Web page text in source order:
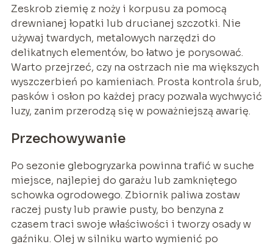
Zeskrob ziemię z noży i korpusu za pomocą
drewnianej łopatki lub drucianej szczotki. Nie
używaj twardych, metalowych narzędzi do
delikatnych elementów, bo łatwo je porysować.
Warto przejrzeć, czy na ostrzach nie ma większych
wyszczerbień po kamieniach. Prosta kontrola śrub,
pasków i osłon po każdej pracy pozwala wychwycić
luzy, zanim przerodzą się w poważniejszą awarię.
Przechowywanie
Po sezonie glebogryzarka powinna trafić w suche
miejsce, najlepiej do garażu lub zamkniętego
schowka ogrodowego. Zbiornik paliwa zostaw
raczej pusty lub prawie pusty, bo benzyna z
czasem traci swoje właściwości i tworzy osady w
gaźniku. Olej w silniku warto wymienić po